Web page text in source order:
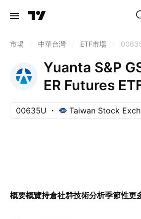
市場 中華台灣 ETF市場
Yuanta S&P
ER Futures
00635U Taiwan Stock
概要概覽持倉社群技術分析季節性更